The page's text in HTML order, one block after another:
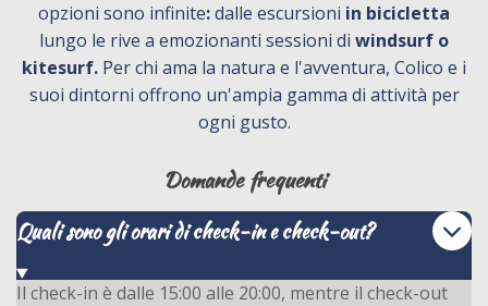
opzioni sono infinite:dalle escursioni in bicicletta
lungo le rive a emozionanti sessioni di windsurf o
kitesurf. Per chi ama la natura e l'avventura, Colico e i
suoi dintorni offrono un'ampia gamma di attività per
ogni gusto.
Domande frequenti
Quali sono gli orari di check-in e check-out?
Il check-in è dalle 15:00 alle 20:00, mentre il check-out